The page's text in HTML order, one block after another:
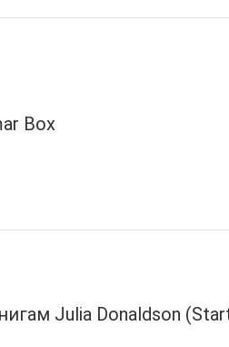
Box
Julia Donaldson